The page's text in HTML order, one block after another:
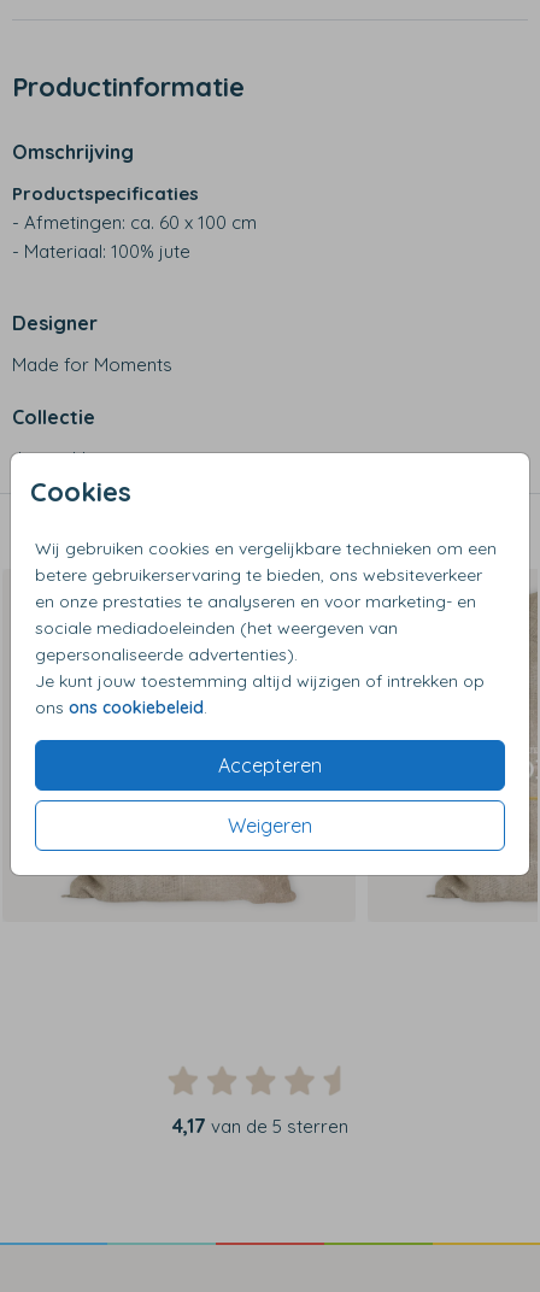
Cookies
Wij gebruiken cookies en vergelijkbare technieken om een
betere gebruikerservaring te bieden, ons websiteverkeer
en onze prestaties te analyseren en voor marketing- en
sociale mediadoeleinden (het weergeven van
gepersonaliseerde advertenties).
Je kunt jouw toestemming altijd wijzigen of intrekken op
ons ons cookiebeleid
Accepteren
Weigeren
Productinformatie
Omschrijving
Productspecificaties
- Afmetingen: ca. 60 x 100 cm
- Materiaal: 100% jute
Designer
Made for Moments
Collectie
Jute zakken
Dit vind je misschien ook leuk
4,17 van de 5 sterren